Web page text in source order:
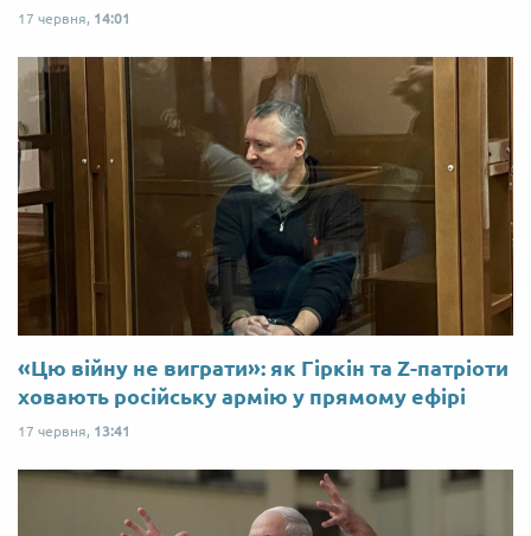
17 червня, 14:01
«Цю війну не виграти»: як Гіркін та Z-патріоти
ховають російську армію у прямому ефірі
17 червня, 13:41